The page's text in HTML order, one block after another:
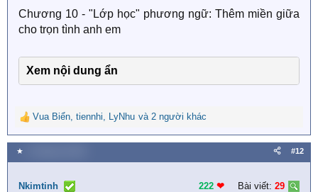
:Chương 10 - "Lớp học" phương ngữ: Thêm miền giữa
cho trọn tình anh em
Xem nội dung ẩn
R
e
a
c
i
Vua Biển, tiennhi, LyNhu và 2 người khác
★ #12
Nkimtinh 222 ❤︎ Bài viết: 29